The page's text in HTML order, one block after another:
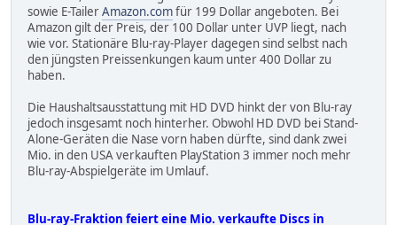
sowie E-TailerAmazon.comfür 199 Dollar angeboten. Bei
Amazon gilt der Preis, der 100 Dollar unter UVP liegt, nach
wie vor. Stationäre Blu-ray-Player dagegen sind selbst nach
den jüngsten Preissenkungen kaum unter 400 Dollar zu
haben.
Die Haushaltsausstattung mit HD DVD hinkt der von Blu-ray
jedoch insgesamt noch hinterher. Obwohl HD DVD bei Stand-
Alone-Geräten die Nase vorn haben dürfte, sind dank zwei
Mio. in den USA verkauften PlayStation 3 immer noch mehr
Blu-ray-Abspielgeräte im Umlauf.
Blu-ray-Fraktion feiert eine Mio. verkaufte Discs in